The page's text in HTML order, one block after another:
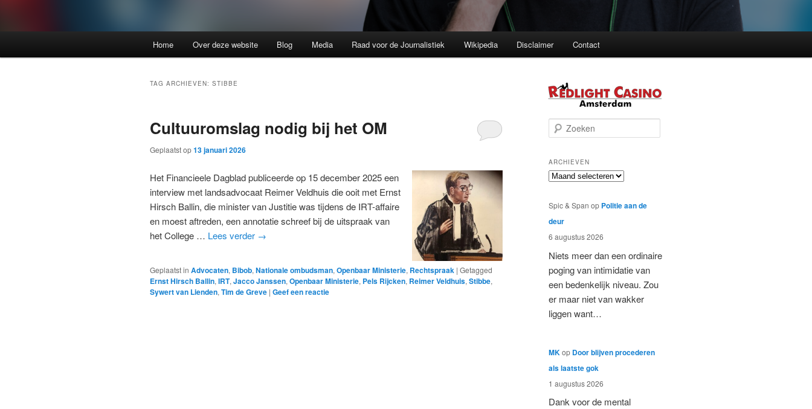
Home Over deze website Blog Media Raad voor de Journalistiek Wikipedia Disclaimer Contact
TAG ARCHIEVEN: STIBBE
Cultuuromslag nodig bij het OM
Geplaatst op13 januari 2026
Het Financieele Dagblad publiceerde op 15 december 2025 een
interview met landsadvocaat Reimer Veldhuis die ooit met Ernst
Hirsch Ballin, die minister van Justitie was tijdens de IRT-affaire
en moest aftreden, een annotatie schreef bij de uitspraak van
het College … Lees verder →
Geplaatst in Advocaten, Bibob, Nationale ombudsman, Openbaar Ministerie, Rechtspraak | Getagged
Ernst Hirsch Ballin, IRT, Jacco Janssen, Openbaar Ministerie, Pels Rijcken, Reimer Veldhuis, Stibbe,
Sywert van Lienden, Tim de Greve | Geef een reactie
o
k
e
n
ARCHIEVEN
Archieven
Spic & Span op Politie aan de
deur
6 augustus 2026
Niets meer dan een ordinaire
poging van intimidatie van
een bedenkelijk niveau. Zou
er maar niet van wakker
liggen want…
MKop Door blijven procederen
als laatste gok
1 augustus 2026
Dank voor de mental